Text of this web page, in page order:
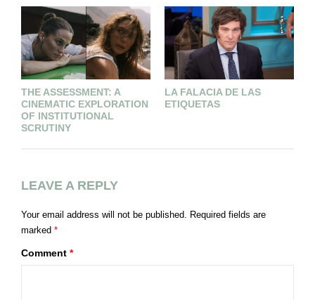
THE ASSESSMENT: A
CINEMATIC EXPLORATION
OF INSTITUTIONAL
SCRUTINY
LA FALACIA DE LAS
ETIQUETAS
LEAVE A REPLY
Your email address will not be published. Required fields are
marked *
Comment *